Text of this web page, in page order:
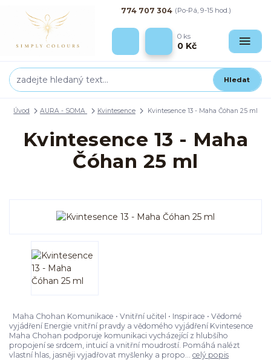
Hledat
774 707 304 (Po-Pá, 9-15 hod.)
0 ks
0 Kč
Úvod AURA - SOMA Kvintesence Kvintesence 13 - Maha Čóhan 25 ml
Kvintesence 13 - Maha
Čóhan 25 ml
Maha Chohan Komunikace • Vnitřní učitel • Inspirace • Vědomé
vyjádření Energie vnitřní pravdy a vědomého vyjádření Kvintesence
Maha Chohan podporuje komunikaci vycházející z hlubšího
propojení se srdcem, intuicí a vnitřní moudrostí. Pomáhá nalézt
vlastní hlas, jasněji vyjadřovat myšlenky a propo... celý popis